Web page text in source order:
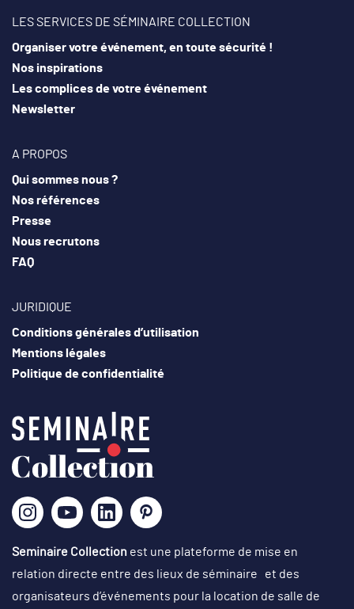
LES SERVICES DE SÉMINAIRE COLLECTION
Organiser votre événement, en toute sécurité !
Nos inspirations
Les complices de votre événement
Newsletter
A PROPOS
Qui sommes nous ?
Nos références
Presse
Nous recrutons
FAQ
JURIDIQUE
Conditions générales d’utilisation
Mentions légales
Politique de confidentialité
Seminaire Collection est une plateforme de mise en
relation directe entre des lieux de séminaire et des
organisateurs d’événements pour la location de salle de